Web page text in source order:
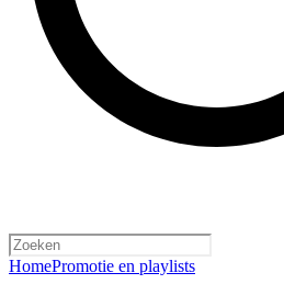
HomePromotie en playlists